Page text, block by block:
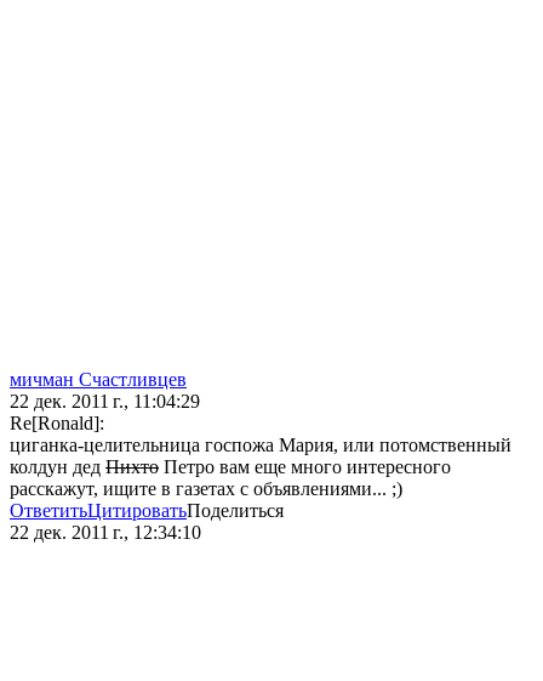
мичман Счастливцев
22 дек. 2011 г., 11:04:29
Re[Ronald]:
циганка-целительница госпожа Мария, или потомственный
колдун дед Пихто Петро вам еще много интересного
расскажут, ищите в газетах с объявлениями... ;)
ОтветитьЦитироватьПоделиться
22 дек. 2011 г., 12:34:10